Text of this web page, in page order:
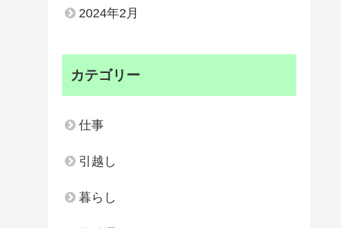
2024年2月
カテゴリー
仕事
引越し
暮らし